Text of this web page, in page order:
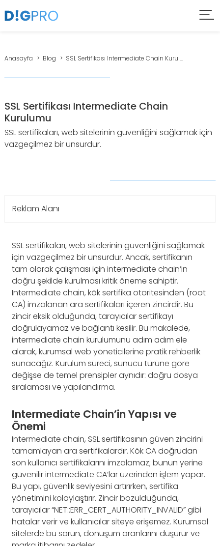
Anasayfa Blog SSL Sertifikası Intermediate Chain Kurul...
SSL Sertifikası Intermediate Chain
Kurulumu
SSL sertifikaları, web sitelerinin güvenliğini sağlamak için
vazgeçilmez bir unsurdur.
Reklam Alanı
SSL sertifikaları, web sitelerinin güvenliğini sağlamak
için vazgeçilmez bir unsurdur. Ancak, sertifikanın
tam olarak çalışması için intermediate chain’in
doğru şekilde kurulması kritik öneme sahiptir.
Intermediate chain, kök sertifika otoritesinden (root
CA) imzalanan ara sertifikaları içeren zincirdir. Bu
zincir eksik olduğunda, tarayıcılar sertifikayı
doğrulayamaz ve bağlantı kesilir. Bu makalede,
intermediate chain kurulumunu adım adım ele
alarak, kurumsal web yöneticilerine pratik rehberlik
sunacağız. Kurulum süreci, sunucu türüne göre
değişse de temel prensipler aynıdır: doğru dosya
sıralaması ve yapılandırma.
Intermediate Chain’in Yapısı ve
Önemi
Intermediate chain, SSL sertifikasının güven zincirini
tamamlayan ara sertifikalardır. Kök CA doğrudan
son kullanıcı sertifikalarını imzalamaz; bunun yerine
güvenilir intermediate CA’lar üzerinden işlem yapar.
Bu yapı, güvenlik seviyesini artırırken, sertifika
yönetimini kolaylaştırır. Zincir bozulduğunda,
tarayıcılar “NET::ERR_CERT_AUTHORITY_INVALID” gibi
hatalar verir ve kullanıcılar siteye erişemez. Kurumsal
sitelerde bu sorun, dönüşüm oranlarını düşürür ve